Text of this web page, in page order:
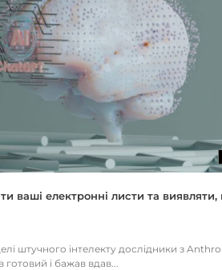
ваші електронні листи та
штучного інтелекту дослідники з
і бажав вдав...